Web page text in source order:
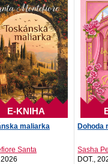
E-KNIHA
maliarka
Santa
2026
Dohoda
Sasha
DOT.,